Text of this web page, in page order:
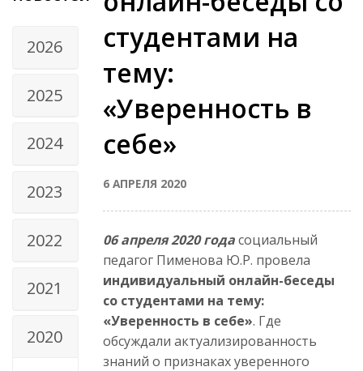
2026
2025
2024
2023
2022
2021
2020
студентами на
тему:
«Уверенность в
себе»
6 АПРЕЛЯ 2020
06 апреля 2020 годасоциальный
педагог Пименова Ю.Р. провела
индивидуальный онлайн-беседы
со студентами на тему:
«Уверенность в себе». Где
обсуждали актуализированность
знаний о признаках уверенного